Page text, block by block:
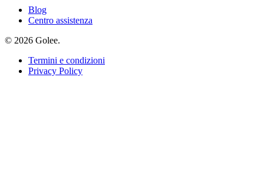
Blog
Centro assistenza
© 2026 Golee.
Termini e condizioni
Privacy Policy